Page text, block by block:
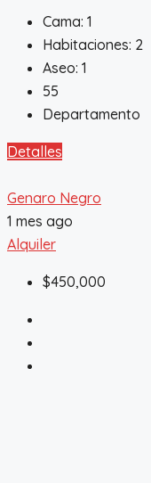
Cama: 1
Habitaciones: 2
Aseo: 1
55
Departamento
Detalles
Genaro Negro
1 mes ago
Alquiler
$450,000